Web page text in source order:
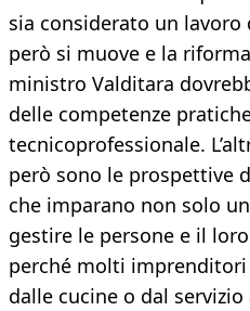
sia considerato un lavoro
però si muove e la
ministro Valditara
delle competenze
tecnicoprofessionale.
però sono le prospettive
che imparano non solo
gestire le persone e il
perché molti
dalle cucine o dal servizio